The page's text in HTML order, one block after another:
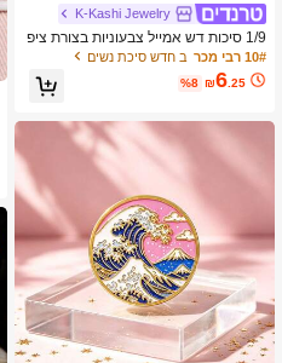
K-Kashi Jewelry
1/9 סיכות דש אמייל צבעוניות בצורת ציפ
ורים קריקטוריות חמודות, סיכות תגים וסי
כות דקורטיביות לתיקים ולתרמילים, קישו
ט מגניב כמתנה לחברים
10# רבי מכר ב חדש סיכת נשים
₪6 .25
%8